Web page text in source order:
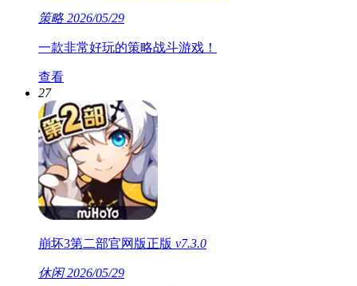
策略 2026/05/29
一款非常好玩的策略战斗游戏！
查看
27
崩坏3第二部官网版正版 v7.3.0
休闲2026/05/29